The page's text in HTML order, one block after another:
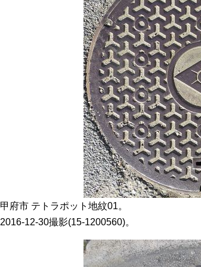
甲府市 テトラポット地紋01。
2016-12-30撮影(15-1200560)。